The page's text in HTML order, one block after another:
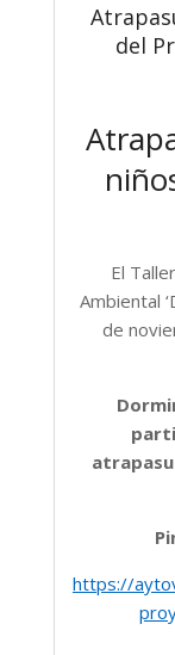
del
El
Ambiental
de
https://